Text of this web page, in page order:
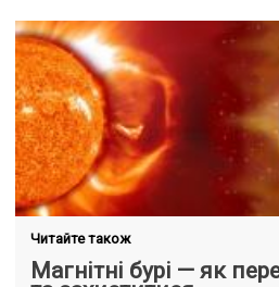
Читайте також
Магнітні бурі — як